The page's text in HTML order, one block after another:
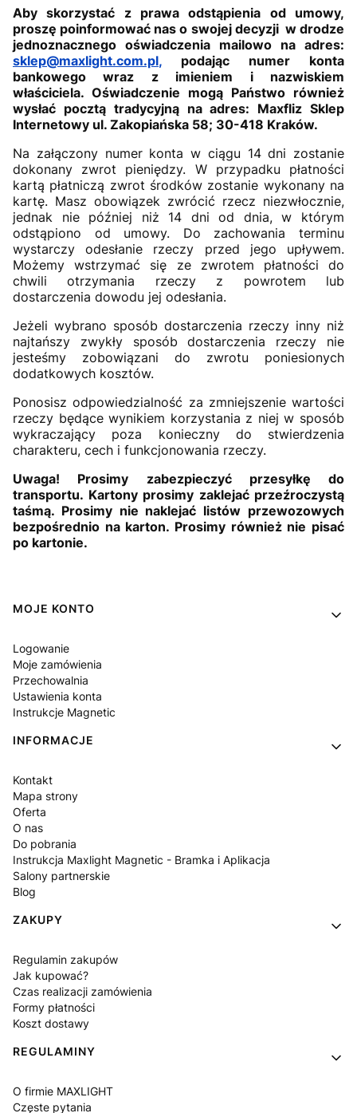
Aby skorzystać z prawa odstąpienia od umowy,
proszę poinformować nas o swojej decyzji w drodze
jednoznacznego oświadczenia mailowo na adres:
sklep@maxlight.com.pl, podając numer konta
bankowego wraz z imieniem i nazwiskiem
właściciela. Oświadczenie mogą Państwo również
wysłać pocztą tradycyjną na adres: Maxfliz Sklep
Internetowy ul. Zakopiańska 58; 30-418 Kraków.
Na załączony numer konta w ciągu 14 dni zostanie
dokonany zwrot pieniędzy. W przypadku płatności
kartą płatniczą zwrot środków zostanie wykonany na
kartę. Masz obowiązek zwrócić rzecz niezwłocznie,
jednak nie później niż 14 dni od dnia, w którym
odstąpiono od umowy. Do zachowania terminu
wystarczy odesłanie rzeczy przed jego upływem.
Możemy wstrzymać się ze zwrotem płatności do
chwili otrzymania rzeczy z powrotem lub
dostarczenia dowodu jej odesłania.
Jeżeli wybrano sposób dostarczenia rzeczy inny niż
najtańszy zwykły sposób dostarczenia rzeczy nie
jesteśmy zobowiązani do zwrotu poniesionych
dodatkowych kosztów.
Ponosisz odpowiedzialność za zmniejszenie wartości
rzeczy będące wynikiem korzystania z niej w sposób
wykraczający poza konieczny do stwierdzenia
charakteru, cech i funkcjonowania rzeczy.
Uwaga! Prosimy zabezpieczyć przesyłkę do
transportu. Kartony prosimy zaklejać przeźroczystą
taśmą. Prosimy nie naklejać listów przewozowych
bezpośrednio na karton. Prosimy również nie pisać
po kartonie.
Linki w stopce
MOJE KONTO
Logowanie
Moje zamówienia
Przechowalnia
Ustawienia konta
Instrukcje Magnetic
INFORMACJE
Kontakt
Mapa strony
Oferta
O nas
Do pobrania
Instrukcja Maxlight Magnetic - Bramka i Aplikacja
Salony partnerskie
Blog
ZAKUPY
Regulamin zakupów
Jak kupować?
Czas realizacji zamówienia
Formy płatności
Koszt dostawy
REGULAMINY
O firmie MAXLIGHT
Częste pytania